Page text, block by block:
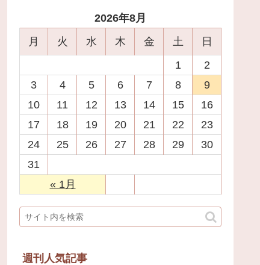
2026年8月
月
火 水 木 金 土 日
« 1月
1
2
3
4 5 6 7 8
9
10
11 12 13 14 15
16
17
18 19 20 21 22
23
24
25 26 27 28 29
30
31
週刊人気記事